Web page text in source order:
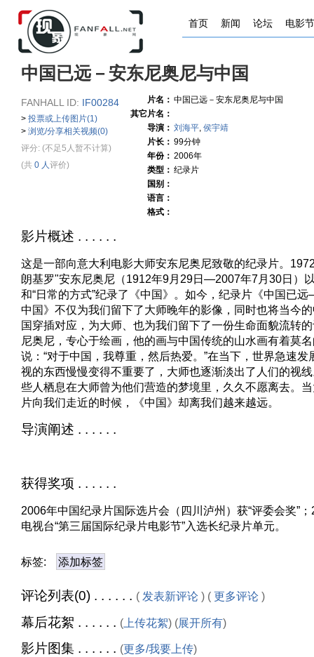
首页 新闻 论坛 电影节
中国已远－安东尼奥尼与中国
FANHALL ID: IF00284
> 投票或上传图片(1)
> 浏览/分享相关视频(0)
评分: (不足5人暂不计算)
(共 0 人评价)
片名： 中国已远－安东尼奥尼与中国
其它片名：
导演： 刘海平, 侯宇靖
片长： 99分钟
年份： 2006年
类型： 纪录片
国别：
语言：
格式：
影片概述 . . . . . .
这是一部向意大利电影大师安东尼奥尼致敬的纪录片。
朗基罗"安东尼奥尼（1912年9月29日—2007年7月30日）
和“日常的方式”纪录了《中国》。如今，纪录片《中国已
中国》不仅为我们留下了大师晚年的影像，同时也将当今
国穿插对应，为大师、也为我们留下了一份生命面貌流转
尼奥尼，专心于绘画，他的画与中国传统的山水画有着莫
说：“对于中国，我尊重，然后热爱。”在当下，世界急速发
视的东西慢慢变得不重要了，大师也逐渐淡出了人们的视
些人栖息在大师曾为他们营造的梦境里，久久不愿离去。
片向我们走近的时候，《中国》却离我们越来越远。
导演阐述 . . . . . .
获得奖项 . . . . . .
2006年中国纪录片国际选片会（四川泸州）获“评委会奖”
电视台“第三届国际纪录片电影节”入选长纪录片单元。
标签: 添加标签
评论列表(0) . . . . . . ( 发表新评论 ) ( 更多评论 )
幕后花絮 . . . . . . ( 上传花絮) (展开所有)
影片图集 . . . . . . (更多/我要上传)